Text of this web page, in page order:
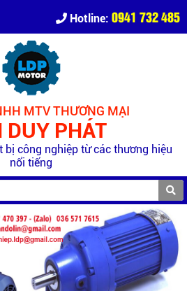
Hotline: 0941 732 485
MTV THƯƠNG MẠI
DUY PHÁT
bị công nghiệp từ các thương hiệu
nổi tiếng